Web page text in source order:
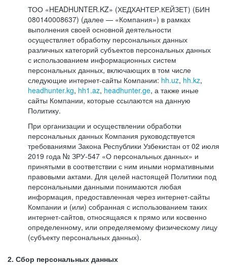
ТОО «HEADHUNTER.KZ» (ХЕДХАНТЕР.КЕЙЗЕТ) (БИН
080140008637) (далее — «Компания») в рамках
выполнения своей основной деятельности
осуществляет обработку персональных данных
различных категорий субъектов персональных данных
с использованием информационных систем
персональных данных, включающих в том числе
следующие интернет-сайты Компании: hh.uz, hh.kz,
headhunter.kg, hh1.az, headhunter.ge, а также иные
сайты Компании, которые ссылаются на данную
Политику.
При организации и осуществлении обработки
персональных данных Компания руководствуется
требованиями Закона Республики Узбекистан от 02 июля
2019 года № ЗРУ-547 «О персональных данных» и
принятыми в соответствии с ним иными нормативными
правовыми актами. Для целей настоящей Политики под
персональными данными понимаются любая
информация, предоставленная через интернет-сайты
Компании и (или) собранная с использованием таких
интернет-сайтов, относящаяся к прямо или косвенно
определенному, или определяемому физическому лицу
(субъекту персональных данных).
2. Сбор персональных данных